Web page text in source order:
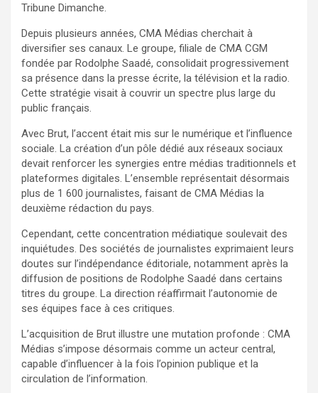
Tribune Dimanche.
Depuis plusieurs années, CMA Médias cherchait à
diversifier ses canaux. Le groupe, filiale de CMA CGM
fondée par Rodolphe Saadé, consolidait progressivement
sa présence dans la presse écrite, la télévision et la radio.
Cette stratégie visait à couvrir un spectre plus large du
public français.
Avec Brut, l’accent était mis sur le numérique et l’influence
sociale. La création d’un pôle dédié aux réseaux sociaux
devait renforcer les synergies entre médias traditionnels et
plateformes digitales. L’ensemble représentait désormais
plus de 1 600 journalistes, faisant de CMA Médias la
deuxième rédaction du pays.
Cependant, cette concentration médiatique soulevait des
inquiétudes. Des sociétés de journalistes exprimaient leurs
doutes sur l’indépendance éditoriale, notamment après la
diffusion de positions de Rodolphe Saadé dans certains
titres du groupe. La direction réaffirmait l’autonomie de
ses équipes face à ces critiques.
L’acquisition de Brut illustre une mutation profonde : CMA
Médias s’impose désormais comme un acteur central,
capable d’influencer à la fois l’opinion publique et la
circulation de l’information.